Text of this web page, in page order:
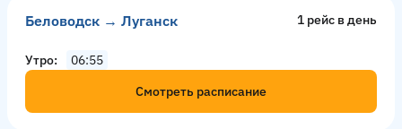
Беловодск → Луганск 1 рейс в день
Утро
06:55
Смотреть расписание